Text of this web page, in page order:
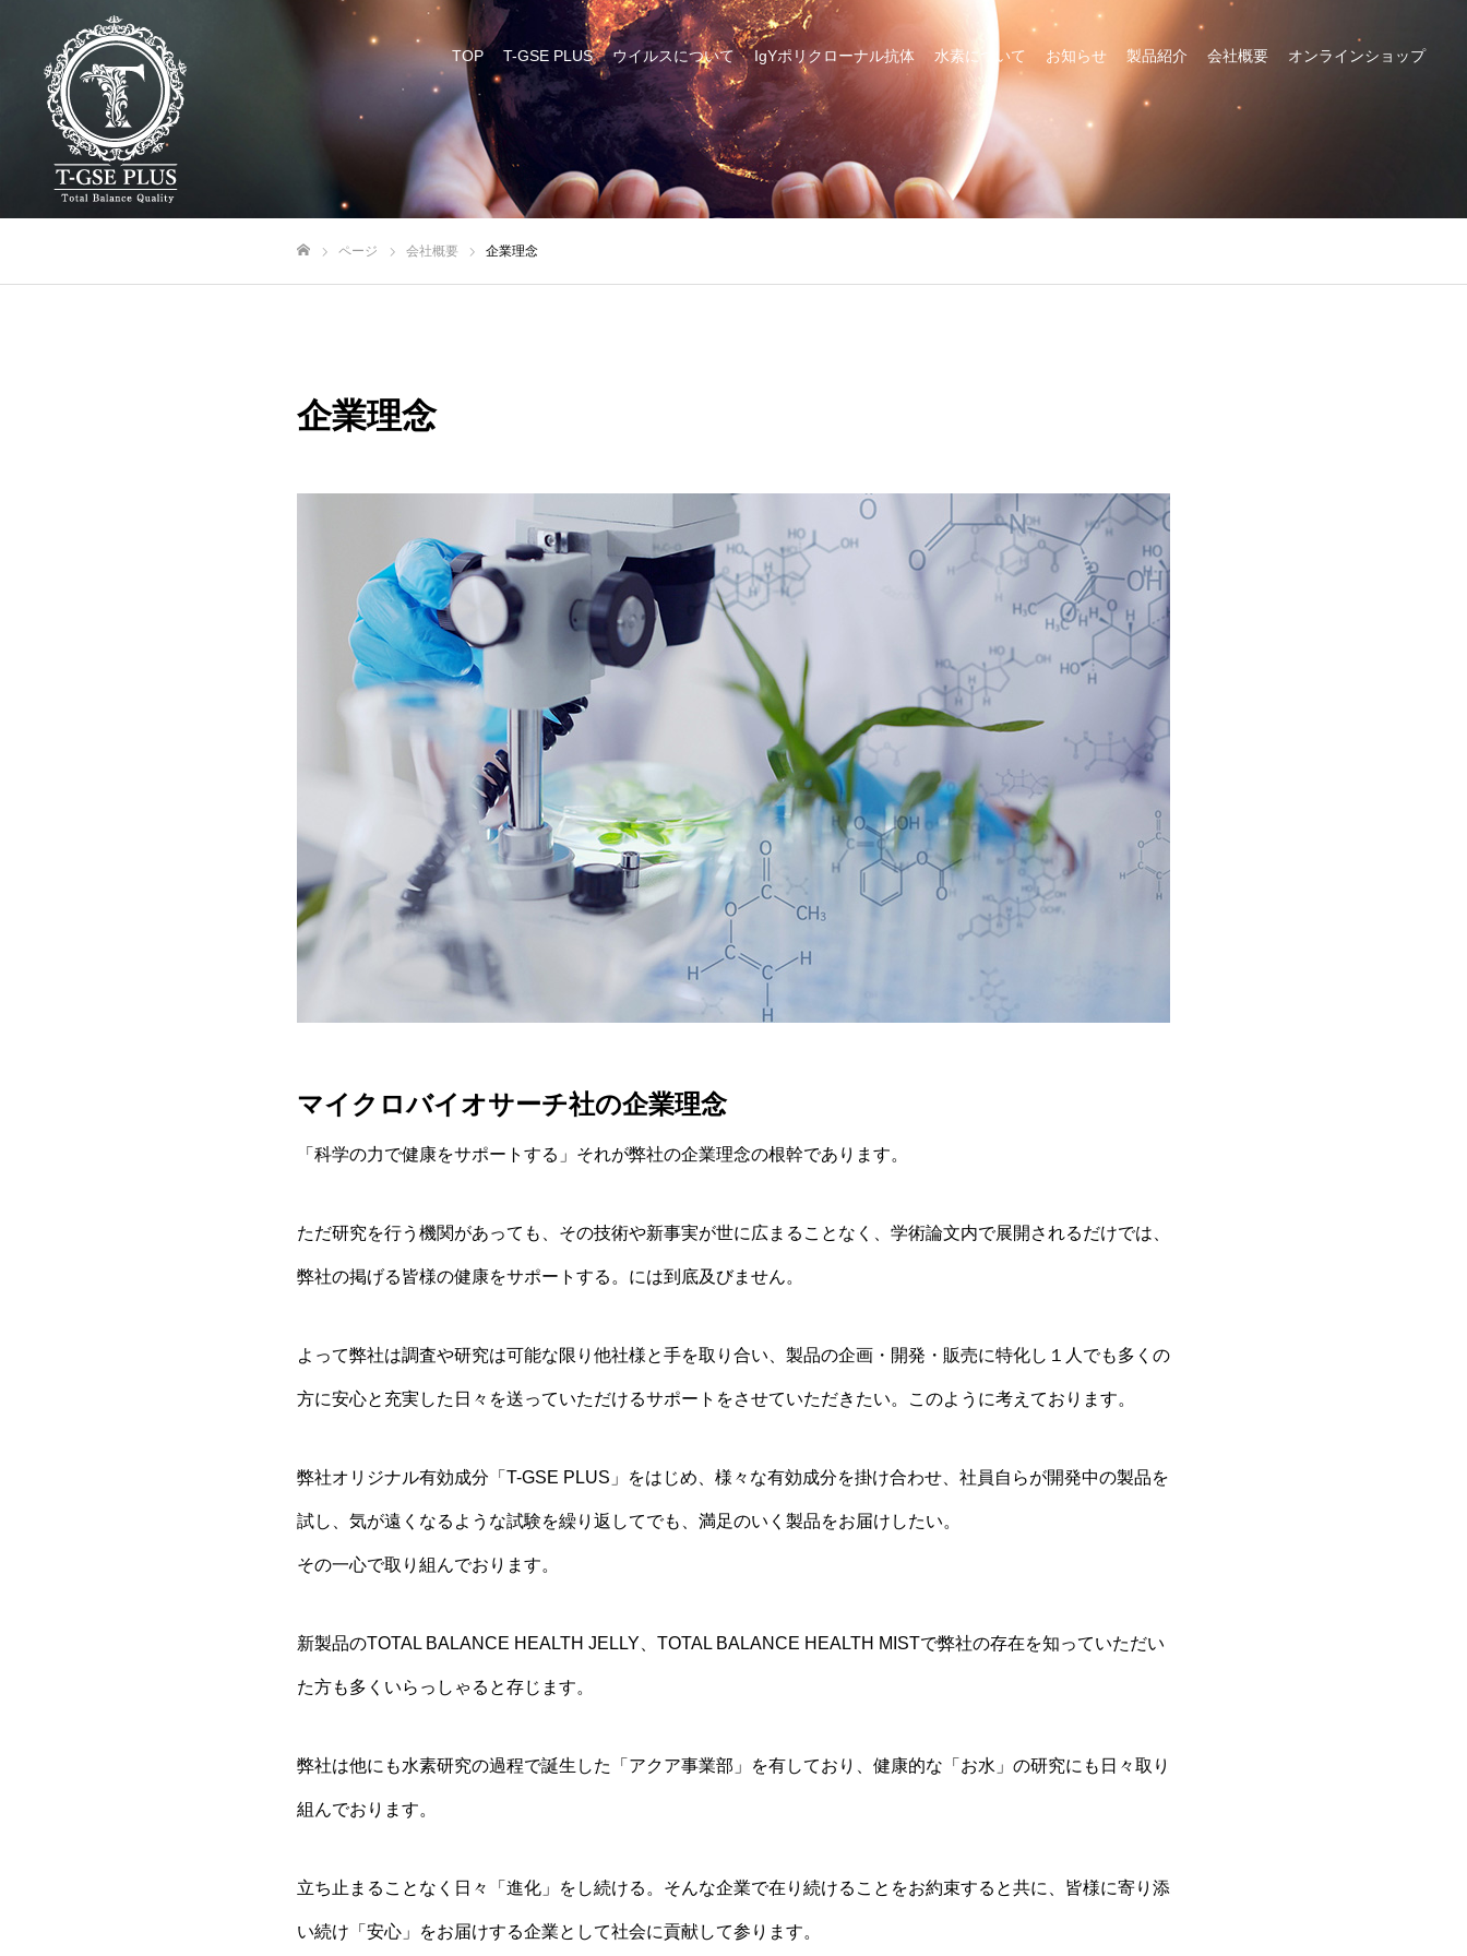
TOP T-GSE PLUS ウイルスについて IgYポリクローナル抗体 水素について お知らせ 製品紹介 会社概要 オンラインショップ
ページ 会社概要 企業理念
企業理念
マイクロバイオサーチ社の企業理念
「科学の力で健康をサポートする」それが弊社の企業理念の根幹であります。
ただ研究を行う機関があっても、その技術や新事実が世に広まることなく、学術論文内で展開されるだけでは、
弊社の掲げる皆様の健康をサポートする。には到底及びません。
よって弊社は調査や研究は可能な限り他社様と手を取り合い、製品の企画・開発・販売に特化し１人でも多くの
方に安心と充実した日々を送っていただけるサポートをさせていただきたい。このように考えております。
弊社オリジナル有効成分「T-GSE PLUS」をはじめ、様々な有効成分を掛け合わせ、社員自らが開発中の製品を
試し、気が遠くなるような試験を繰り返してでも、満足のいく製品をお届けしたい。
その一心で取り組んでおります。
新製品のTOTAL BALANCE HEALTH JELLY、TOTAL BALANCE HEALTH MISTで弊社の存在を知っていただい
た方も多くいらっしゃると存じます。
弊社は他にも水素研究の過程で誕生した「アクア事業部」を有しており、健康的な「お水」の研究にも日々取り
組んでおります。
立ち止まることなく日々「進化」をし続ける。そんな企業で在り続けることをお約束すると共に、皆様に寄り添
い続け「安心」をお届けする企業として社会に貢献して参ります。